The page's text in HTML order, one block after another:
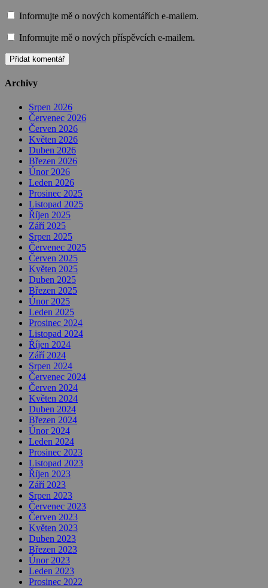
Informujte mě o nových komentářích e-mailem.
Informujte mě o nových příspěvcích e-mailem.
Archivy
Srpen 2026
Červenec 2026
Červen 2026
Květen 2026
Duben 2026
Březen 2026
Únor 2026
Leden 2026
Prosinec 2025
Listopad 2025
Říjen 2025
Září 2025
Srpen 2025
Červenec 2025
Červen 2025
Květen 2025
Duben 2025
Březen 2025
Únor 2025
Leden 2025
Prosinec 2024
Listopad 2024
Říjen 2024
Září 2024
Srpen 2024
Červenec 2024
Červen 2024
Květen 2024
Duben 2024
Březen 2024
Únor 2024
Leden 2024
Prosinec 2023
Listopad 2023
Říjen 2023
Září 2023
Srpen 2023
Červenec 2023
Červen 2023
Květen 2023
Duben 2023
Březen 2023
Únor 2023
Leden 2023
Prosinec 2022